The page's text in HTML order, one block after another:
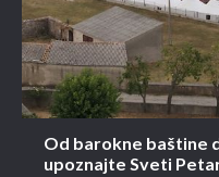
Od barokne baštine
upoznajte Sveti